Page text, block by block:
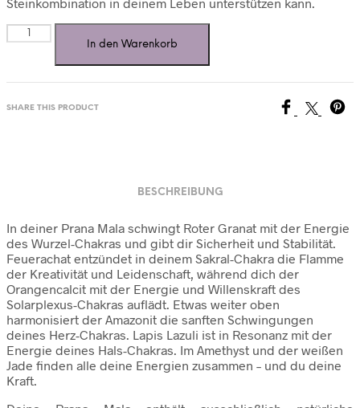
Prana
Mala
Energie
In den Warenkorb
SHARE THIS PRODUCT
BESCHREIBUNG
In deiner Prana Mala schwingt Roter Granat mit der Energie
des Wurzel-Chakras und gibt dir Sicherheit und Stabilität.
Feuerachat entzündet in deinem Sakral-Chakra die Flamme
der Kreativität und Leidenschaft, während dich der
Orangencalcit mit der Energie und Willenskraft des
Solarplexus-Chakras auflädt. Etwas weiter oben
harmonisiert der Amazonit die sanften Schwingungen
deines Herz-Chakras. Lapis Lazuli ist in Resonanz mit der
Energie deines Hals-Chakras. Im Amethyst und der weißen
Jade finden alle deine Energien zusammen – und du deine
Kraft.